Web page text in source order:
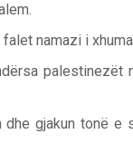
namazi i
palestinezët
dhe gjakun tonë e